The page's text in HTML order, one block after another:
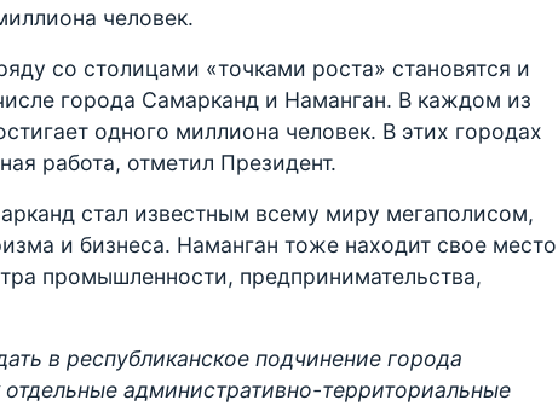
человек.
со столицами «точками роста» становятся и
города Самарканд и Наманган. В каждом из
одного миллиона человек. В этих городах
работа, отметил Президент.
стал известным всему миру мегаполисом,
и бизнеса. Наманган тоже находит свое место
промышленности, предпринимательства,
в республиканское подчинение города
административно-территориальные